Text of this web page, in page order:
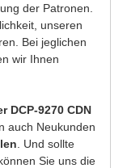
der Patronen.
unseren
Bei jeglichen
wir Ihnen
DCP-9270 CDN
auch Neukunden
. Und sollte
Sie uns die